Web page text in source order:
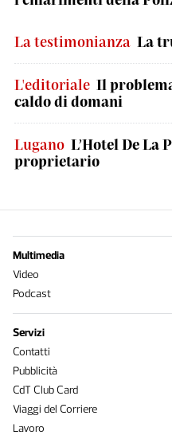
La testimonianza La
L'editoriale Il
caldo di domani
Lugano L’Hotel De La
proprietario
Multimedia
Video
Podcast
Servizi
Contatti
Pubblicità
CdT Club Card
Viaggi del Corriere
Lavoro